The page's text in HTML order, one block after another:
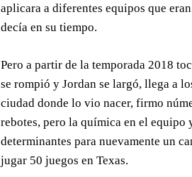
aplicara a diferentes equipos que
decía en su tiempo.
Pero a partir de la temporada 2018
se rompió y Jordan se largó, llega a
ciudad donde lo vio nacer, firmo
rebotes, pero la química en el equipo
determinantes para nuevamente un
jugar 50 juegos en Texas.